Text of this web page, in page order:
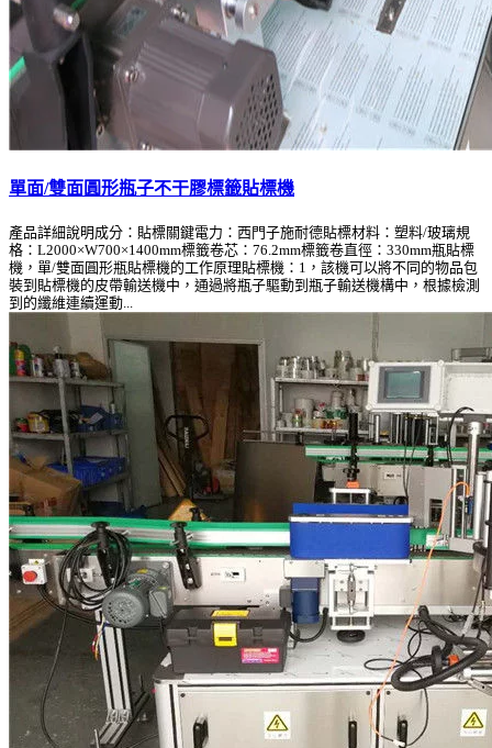
單面/雙面圓形瓶子不干膠標籤貼標機
產品詳細說明成分：貼標關鍵電力：西門子施耐德貼標材料：塑料/玻璃規
格：L2000×W700×1400mm標籤卷芯：76.2mm標籤卷直徑：330mm瓶貼標
機，單/雙面圓形瓶貼標機的工作原理貼標機：1，該機可以將不同的物品包
裝到貼標機的皮帶輸送機中，通過將瓶子驅動到瓶子輸送機構中，根據檢測
到的纖維連續運動...